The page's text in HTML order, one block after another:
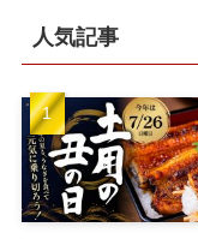
人気記事